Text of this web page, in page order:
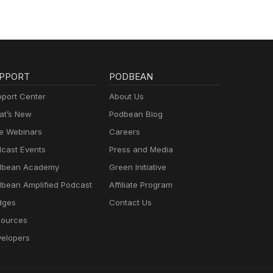
-
-
to-
Center
New
Webinars
Events
Academy
Amplified Podcast
PODBEAN
About Us
Podbean Blog
Careers
Press and Media
Green Initiative
Affiliate Program
Contact Us